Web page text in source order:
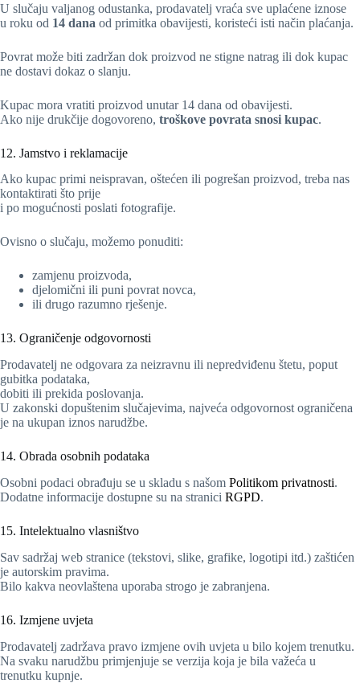
U slučaju valjanog odustanka, prodavatelj vraća sve uplaćene iznose
u roku od 14 dana od primitka obavijesti, koristeći isti način plaćanja.
Povrat može biti zadržan dok proizvod ne stigne natrag ili dok kupac
ne dostavi dokaz o slanju.
Kupac mora vratiti proizvod unutar 14 dana od obavijesti.
Ako nije drukčije dogovoreno, troškove povrata snosi kupac.
12. Jamstvo i reklamacije
Ako kupac primi neispravan, oštećen ili pogrešan proizvod, treba nas
kontaktirati što prije
i po mogućnosti poslati fotografije.
Ovisno o slučaju, možemo ponuditi:
zamjenu proizvoda,
djelomični ili puni povrat novca,
ili drugo razumno rješenje.
13. Ograničenje odgovornosti
Prodavatelj ne odgovara za neizravnu ili nepredviđenu štetu, poput
gubitka podataka,
dobiti ili prekida poslovanja.
U zakonski dopuštenim slučajevima, najveća odgovornost ograničena
je na ukupan iznos narudžbe.
14. Obrada osobnih podataka
Osobni podaci obrađuju se u skladu s našom Politikom privatnosti.
Dodatne informacije dostupne su na stranici RGPD.
15. Intelektualno vlasništvo
Sav sadržaj web stranice (tekstovi, slike, grafike, logotipi itd.) zaštićen
je autorskim pravima.
Bilo kakva neovlaštena uporaba strogo je zabranjena.
16. Izmjene uvjeta
Prodavatelj zadržava pravo izmjene ovih uvjeta u bilo kojem trenutku.
Na svaku narudžbu primjenjuje se verzija koja je bila važeća u
trenutku kupnje.